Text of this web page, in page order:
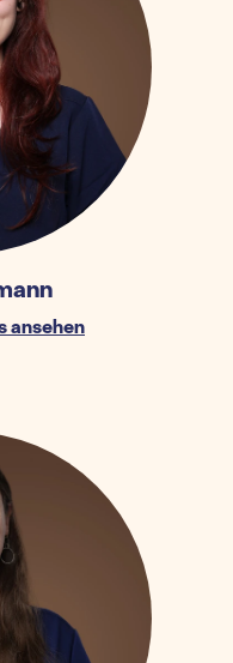
ansehen